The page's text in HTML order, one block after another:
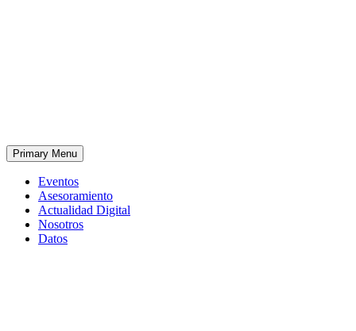
Primary Menu
Eventos
Asesoramiento
Actualidad Digital
Nosotros
Datos